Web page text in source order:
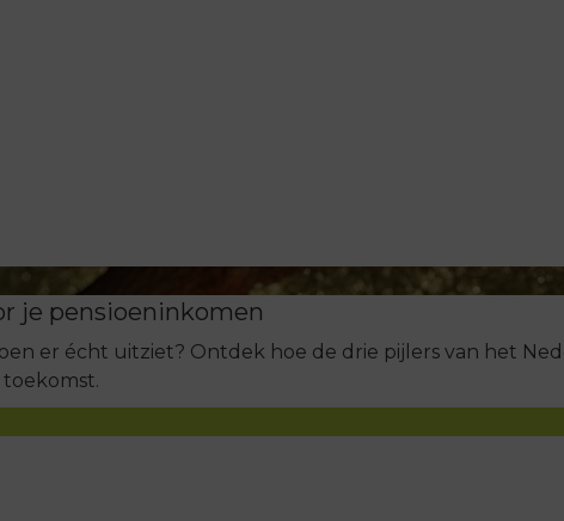
je pensioeninkomen
er écht uitziet? Ontdek hoe de drie pijlers van het